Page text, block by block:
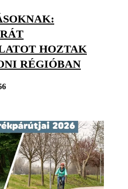
HOZTAK
RÉGIÓBAN